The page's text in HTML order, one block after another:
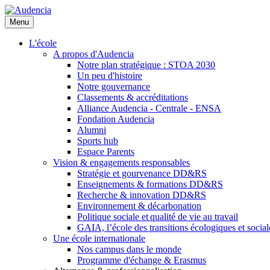
Aller
au
contenu
principal
Menu
L'école
A propos d'Audencia
Notre plan stratégique : STOA 2030
Un peu d'histoire
Notre gouvernance
Classements & accréditations
Alliance Audencia - Centrale - ENSA
Fondation Audencia
Alumni
Sports hub
Espace Parents
Vision & engagements responsables
Stratégie et gourvenance DD&RS
Enseignements & formations DD&RS
Recherche & innovation DD&RS
Environnement & décarbonation
Politique sociale et qualité de vie au travail
GAIA, l’école des transitions écologiques et
Une école internationale
Nos campus dans le monde
Programme d'échange & Erasmus